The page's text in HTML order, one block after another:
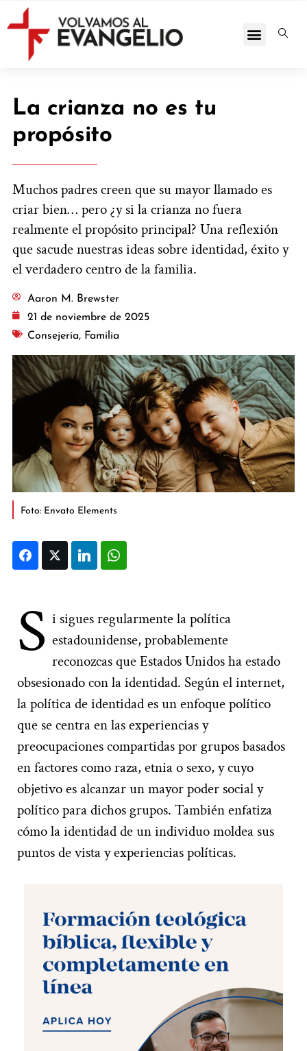
La crianza no es tu
propósito
Muchos padres creen que su mayor llamado es
criar bien… pero ¿y si la crianza no fuera
realmente el propósito principal? Una reflexión
que sacude nuestras ideas sobre identidad, éxito y
el verdadero centro de la familia.
Aaron M. Brewster
21 de noviembre de 2025
Consejería, Familia
Foto: Envato Elements
FacebookTwitter LinkedIn
S i sigues regularmente la política
estadounidense, probablemente
reconozcas que Estados Unidos ha estado
obsesionado con la identidad. Según el internet,
la política de identidad es un enfoque político
que se centra en las experiencias y
preocupaciones compartidas por grupos basados
en factores como raza, etnia o sexo, y cuyo
objetivo es alcanzar un mayor poder social y
político para dichos grupos. También enfatiza
cómo la identidad de un individuo moldea sus
puntos de vista y experiencias políticas.